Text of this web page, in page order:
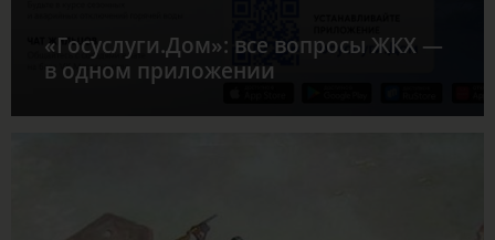
«Госуслуги.Дом»: все вопросы ЖКХ —
в одном приложении